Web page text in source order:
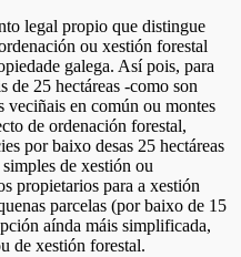
legal propio que distingue
ou xestión forestal
galega. Así pois, para
de 25 hectáreas -como son
veciñais en común ou montes
de ordenación forestal,
por baixo desas 25 hectáreas
de xestión ou
propietarios para a xestión
parcelas (por baixo de 15
aínda máis simplificada,
de xestión forestal.